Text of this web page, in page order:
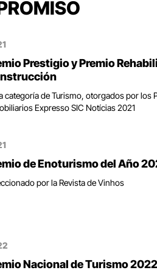
una zona imprescindible
cultural en Europa para
de WOW Porto da
27 de
Prestigio y Premio
categoría de Turismo, otorgados por los
Expresso SIC Notícias 2021
de Enoturismo del Año
por la Revista de Vinhos
Nacional de Turismo 2022